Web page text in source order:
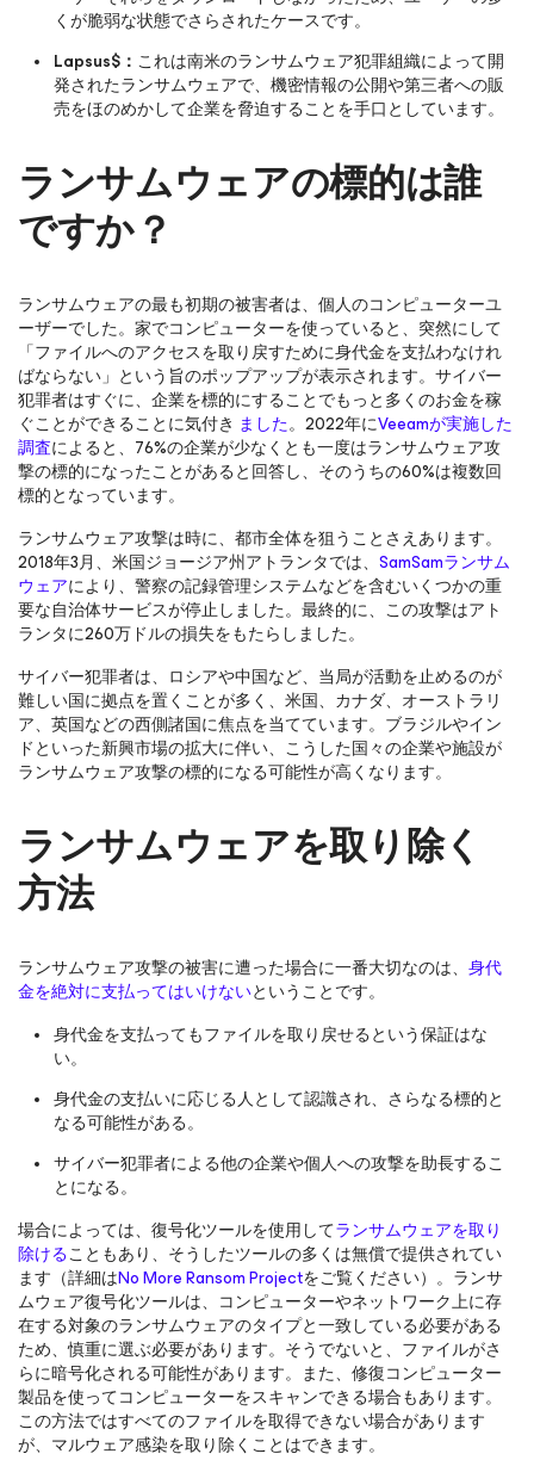
くが脆弱な状態でさらされたケースです。
Lapsus$： これは南米のランサムウェア犯罪組織によって開
発されたランサムウェアで、機密情報の公開や第三者への販
売をほのめかして企業を脅迫することを手口としています。
ランサムウェアの標的は誰
ですか？
ランサムウェアの最も初期の被害者は、個人のコンピューターユ
ーザーでした。家でコンピューターを使っていると、突然にして
「ファイルへのアクセスを取り戻すために身代金を支払わなけれ
ばならない」という旨のポップアップが表示されます。サイバー
犯罪者はすぐに、企業を標的にすることでもっと多くのお金を稼
ぐことができることに気付き ました。2022年にVeeamが実施した
調査によると、76%の企業が少なくとも一度はランサムウェア攻
撃の標的になったことがあると回答し、そのうちの60%は複数回
標的となっています。
ランサムウェア攻撃は時に、都市全体を狙うことさえあります。
2018年3月、米国ジョージア州アトランタでは、 SamSamランサム
ウェアにより、警察の記録管理システムなどを含むいくつかの重
要な自治体サービスが停止しました。最終的に、この攻撃はアト
ランタに260万ドルの損失をもたらしました。
サイバー犯罪者は、ロシアや中国など、当局が活動を止めるのが
難しい国に拠点を置くことが多く、米国、カナダ、オーストラリ
ア、英国などの西側諸国に焦点を当てています。ブラジルやイン
ドといった新興市場の拡大に伴い、こうした国々の企業や施設が
ランサムウェア攻撃の標的になる可能性が高くなります。
ランサムウェアを取り除く
方法
ランサムウェア攻撃の被害に遭った場合に一番大切なのは、 身代
金を絶対に支払ってはいけないということです。
身代金を支払ってもファイルを取り戻せるという保証はな
い。
身代金の支払いに応じる人として認識され、さらなる標的と
なる可能性がある。
サイバー犯罪者による他の企業や個人への攻撃を助長するこ
とになる。
場合によっては、復号化ツールを使用してランサムウェアを取り
除けることもあり、そうしたツールの多くは無償で提供されてい
ます（詳細はNo More Ransom Projectをご覧ください）。ランサ
ムウェア復号化ツールは、コンピューターやネットワーク上に存
在する対象のランサムウェアのタイプと一致している必要がある
ため、慎重に選ぶ必要があります。そうでないと、ファイルがさ
らに暗号化される可能性があります。また、修復コンピューター
製品を使ってコンピューターをスキャンできる場合もあります。
この方法ではすべてのファイルを取得できない場合があります
が、マルウェア感染を取り除くことはできます。